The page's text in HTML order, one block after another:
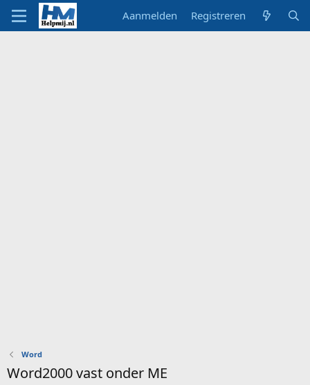
Aanmelden Registreren
Word
Word2000 vast onder ME